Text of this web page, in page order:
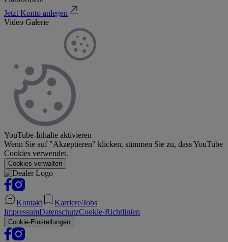
Jetzt Konto anlegen
Video Galerie
YouTube-Inhalte aktivieren
Wenn Sie auf "Akzeptieren" klicken, stimmen Sie zu, dass YouTube
Cookies verwendet.
Cookies verwalten
Kontakt
Karriere/Jobs
ImpressumDatenschutzCookie-Richtlinien
Cookie-Einstellungen